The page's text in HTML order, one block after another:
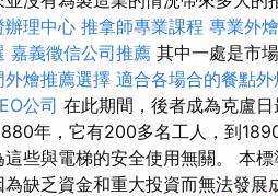
辦理中心 推拿師專業課程 專業外
嘉義徵信公司推薦 其中一處是市
外燴推薦選擇 適合各場合的餐點外
公司 在此期間，後者成為克盧日
年，它有200多名工人，到
這些與電梯的安全使用無關。 本
為缺乏資金和重大投資而無法發